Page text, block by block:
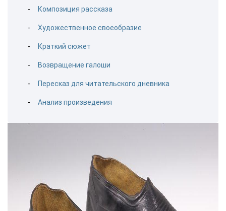
Композиция рассказа
Художественное своеобразие
Краткий сюжет
Возвращение галоши
Пересказ для читательского дневника
Анализ произведения